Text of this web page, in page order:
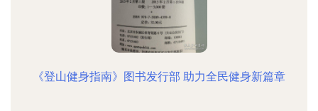
《登山健身指南》图书发行部 助力全民健身新篇章